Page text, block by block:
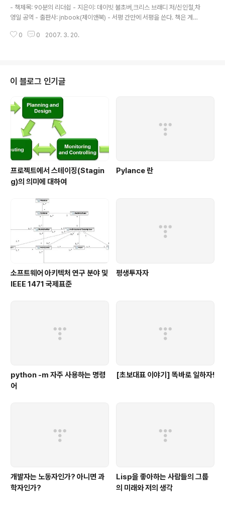
선 그는 그 나름대로의 카리스마가 있는 것 같다. 그가 프리젠테이션을 할 때 그
의 카리스마는 번뜩인다. 이점이 참 스티브 잡스를 멋있게 만드는 것 같다. ..
- 책제목: 90분의 리더쉽 - 지은이: 데이빗 불초버,크리스 브래디 저/신인철,차
영일 공역 - 출판사: jnbook(제이앤북) - 서평 간만에 서평을 쓴다. 책은 계속
리더쉽은 전반적으로 너무 축구와 경영일선의 내용을 동일시함으로써 경영일선
것 같다. 축구를 좋아하는 사람이라면 한번쯤 읽어봐도 좋을듯 하다. 세상에 그
렇게 스타일이 다양한 감독들이 있는지 몰랐다.
0 0 2007. 3. 20.
이 블로그 인기글
프로젝트에서 스테이징(Stagin
g)의 의미에 대하여
Pylance 란
소프트웨어 아키텍처 연구 분야 및
IEEE 1471 국제표준
평생투자자
python -m 자주 사용하는 명령
어
[초보대표 이야기] 똑바로 일하자!
개발자는 노동자인가? 아니면 과
학자인가?
Lisp을 좋아하는 사람들의 그룹
의 미래와 저의 생각